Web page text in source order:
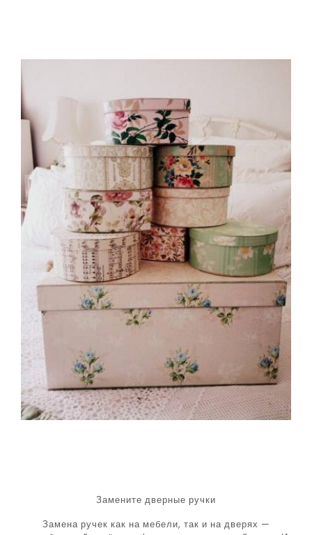
Замените дверные ручки
Замена ручек как на мебели, так и на дверях —